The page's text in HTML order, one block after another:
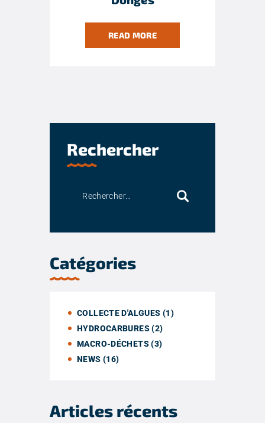
READ MORE
Rechercher
Catégories
COLLECTE D'ALGUES (1)
HYDROCARBURES(2)
MACRO-DÉCHETS(3)
NEWS (16)
Articles récents